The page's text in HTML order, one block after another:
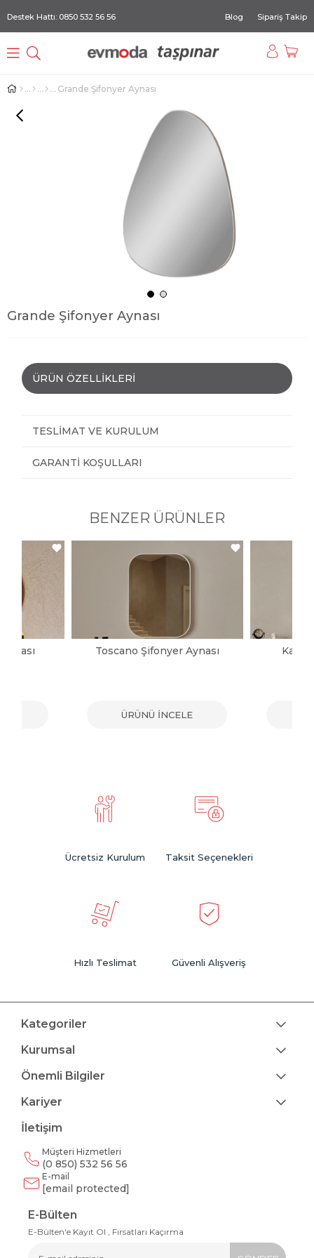
Destek Hattı: 0850 532 56 56 Blog Sipariş Takip
Grande Şifonyer Aynası
Grande Şifonyer Aynası
ÜRÜN ÖZELLIKLERI
TESLIMAT VE KURULUM
GARANTI KOŞULLARI
BENZER ÜRÜNLER
Toscano Şifonyer Aynası
ÜRÜNÜ İNCELE
Katre
Ücretsiz Kurulum Taksit Seçenekleri
Hızlı Teslimat Güvenli Alışveriş
Kategoriler
Kurumsal
Önemli Bilgiler
Kariyer
İletişim
Müşteri Hizmetleri
(0 850) 532 56 56
E-mail
[email protected]
E-Bülten
E-Bülten'e Kayıt Ol , Fırsatları Kaçırma